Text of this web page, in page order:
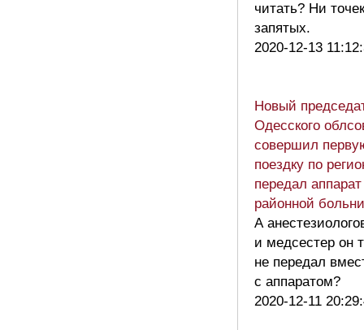
читать? Ни
запятых.
2020-12-13
Новый
Одесского
совершил
поездку по
передал
районной
А
и медсестер он
не передал
с аппаратом?
2020-12-11